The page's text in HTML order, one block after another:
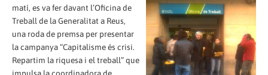
matí, es va fer davant l’Oficina de
Treball de la Generalitat a Reus,
una roda de premsa per presentar
la campanya “Capitalisme és crisi.
Repartim la riquesa i el treball” que